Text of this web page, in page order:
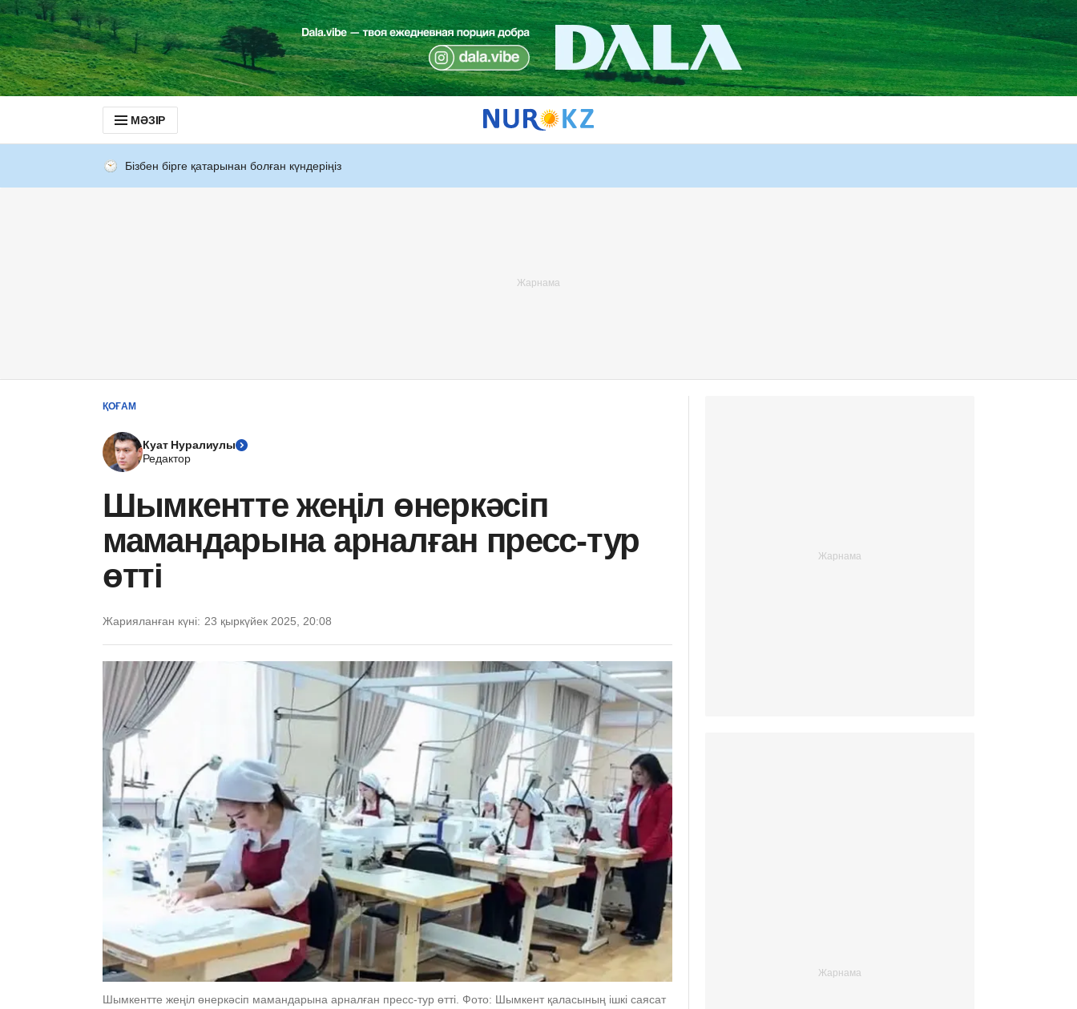
МӘЗІР
Бізбен бірге қатарынан болған күндеріңіз
ҚОҒАМ
Куат Нуралиулы
Редактор
Шымкентте жеңіл өнеркәсіп
мамандарына арналған пресс-тур
өтті
Жарияланған күні: 23 қыркүйек 2025, 20:08
Шымкентте жеңіл өнеркәсіп мамандарына арналған пресс-тур өтті. Фото: Шымкент қаласының ішкі саясат